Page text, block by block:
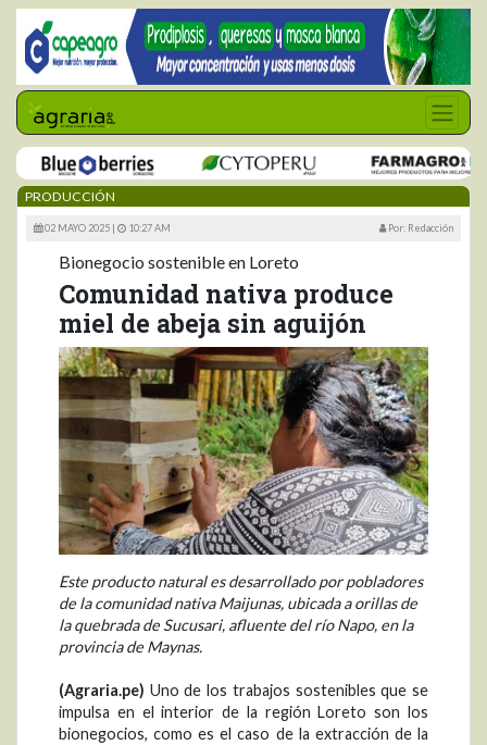
PRODUCCIÓN
02 MAYO 2025 | 10:27 AM Por: Redacción
Bionegocio sostenible en Loreto
Comunidad nativa produce
miel de abeja sin aguijón
Este producto natural es desarrollado por pobladores
de la comunidad nativa Maijunas, ubicada a orillas de
la quebrada de Sucusari, afluente del río Napo, en la
provincia de Maynas.
(Agraria.pe) Uno de los trabajos sostenibles que se
impulsa en el interior de la región Loreto son los
bionegocios, como es el caso de la extracción de la